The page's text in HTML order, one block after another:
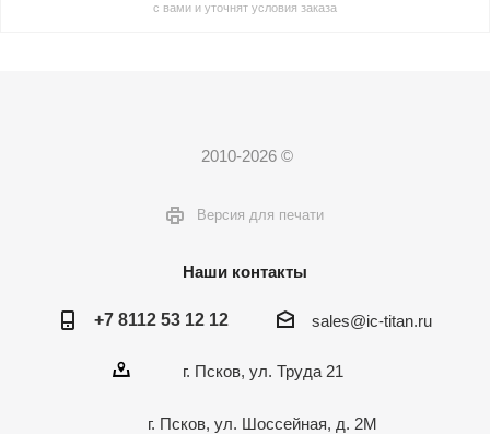
с вами и уточнят условия заказа
2010-2026 ©
Версия для печати
Наши контакты
+7 8112 53 12 12 sales@ic-titan.ru
г. Псков, ул. Труда 21
г. Псков, ул. Шоссейная, д. 2М